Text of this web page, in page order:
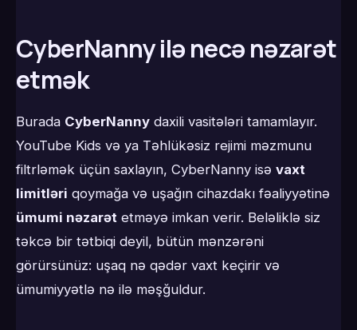
CyberNanny ilə necə nəzarət
etmək
Burada CyberNanny daxili vasitələri tamamlayır.
YouTube Kids və ya Təhlükəsiz rejimi məzmunu
filtrləmək üçün saxlayın, CyberNanny isə vaxt
limitləri qoymağa və uşağın cihazdakı fəaliyyətinə
ümumi nəzarət etməyə imkan verir. Beləliklə siz
təkcə bir tətbiqi deyil, bütün mənzərəni
görürsünüz: uşaq nə qədər vaxt keçirir və
ümumiyyətlə nə ilə məşğuldur.